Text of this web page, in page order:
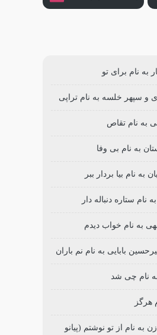
به نام برای تو
و سپهر خلسه به نام تراپی
به نام تقاص
به نام بی وفا
به نام بیا بردار ببر
نام ستاره دنباله دار
به نام خواب دیدم
بابایی به نام نم باران
نام چی شد
هرگز
به نام از تو نوشتم (پیانو